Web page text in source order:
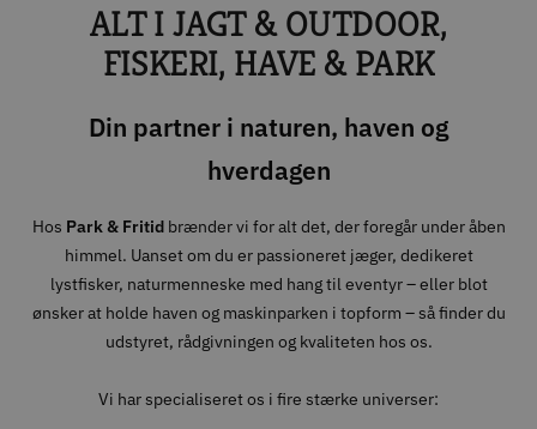
1
2
4
ALT I JAGT & OUTDOOR,
FISKERI, HAVE & PARK
Din partner i naturen, haven og
hverdagen
Hos Park & Fritidbrænder vi for alt det, der foregår under åben
himmel. Uanset om du er passioneret jæger, dedikeret
lystfisker, naturmenneske med hang til eventyr – eller blot
ønsker at holde haven og maskinparken i topform – så finder du
udstyret, rådgivningen og kvaliteten hos os.
Vi har specialiseret os i fire stærke universer: